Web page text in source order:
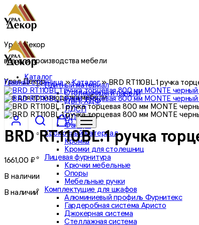
Урал Декор
все для производства мебели
Каталог
Плитный материал
Столешницы и панели
ДВП, ХДФ
ЛДСП
МДФ
Фанера
Кромочный материал
Кромка
Кромки для столешниц
Лицевая фурнитура
Крючки мебельные
Опоры
Мебельные ручки
Комплектущие для шкафов
Алюминиевый профиль Фурнитекс
Гардеробная система Аристо
Джокерная система
Стеллажная система
Урал Декор
все для производства мебели
0
Главная страница»Каталог»BRD RT110BL.1 ручка
BRD RT110BL.1 ручка
1661,00 ₽
В наличии
В наличии